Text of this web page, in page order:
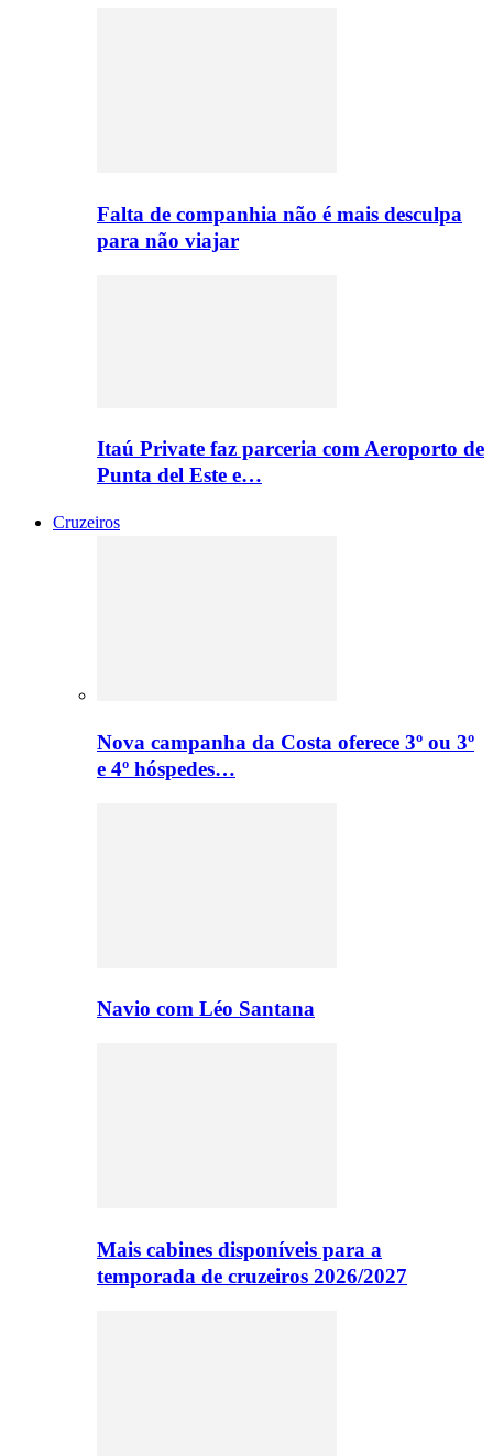
Falta de companhia não é mais desculpa
para não viajar
Itaú Private faz parceria com Aeroporto de
Punta del Este e…
Cruzeiros
Nova campanha da Costa oferece 3º ou 3º
e 4º hóspedes…
Navio com Léo Santana
Mais cabines disponíveis para a
temporada de cruzeiros 2026/2027